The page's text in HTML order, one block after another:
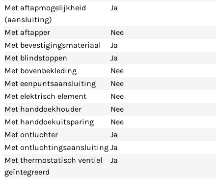
Met aftapmogelijkheid
(aansluiting)
Ja
Met aftapper
Nee
Met bevestigingsmateriaal
Ja
Met blindstoppen
Ja
Met bovenbekleding
Nee
Met eenpuntsaansluiting
Nee
Met elektrisch element
Nee
Met handdoekhouder
Nee
Met handdoekuitsparing
Nee
Met ontluchter
Ja
Met ontluchtingsaansluiting Ja
Met thermostatisch ventiel
geïntegreerd
Ja